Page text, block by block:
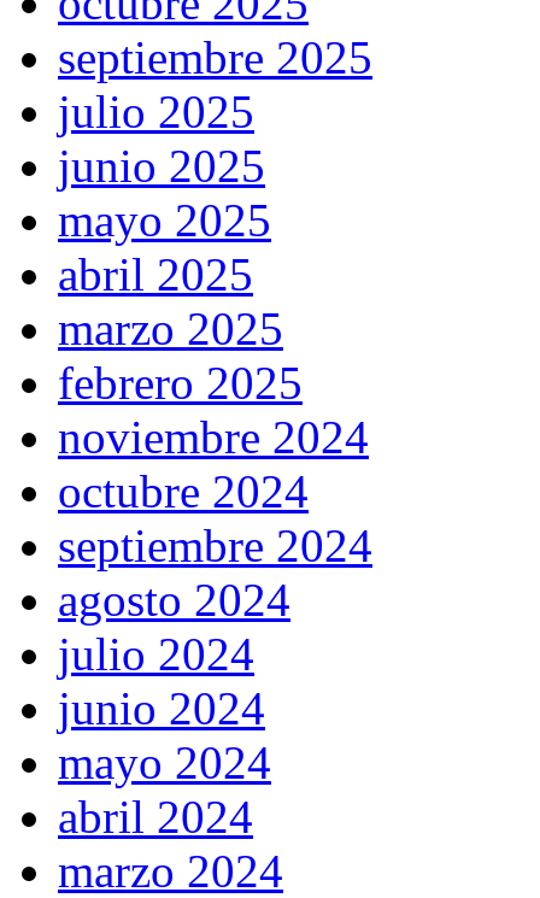
septiembre 2025
julio 2025
junio 2025
mayo 2025
abril 2025
marzo 2025
febrero 2025
noviembre 2024
octubre 2024
septiembre 2024
agosto 2024
julio 2024
junio 2024
mayo 2024
abril 2024
marzo 2024